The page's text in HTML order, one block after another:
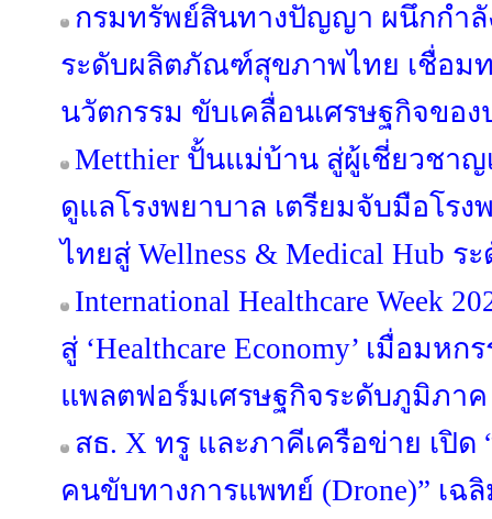
กรมทรัพย์สินทางปัญญา ผนึกกำลั
ระดับผลิตภัณฑ์สุขภาพไทย เชื่อม
นวัตกรรม ขับเคลื่อนเศรษฐกิจของ
Metthier ปั้นแม่บ้าน สู่ผู้เชี่ยวชาญ
ดูแลโรงพยาบาล เตรียมจับมือโร
ไทยสู่ Wellness & Medical Hub ร
International Healthcare Week
สู่ ‘Healthcare Economy’ เมื่อมห
แพลตฟอร์มเศรษฐกิจระดับภูมิภาค
สธ. X ทรู และภาคีเครือข่าย เปิ
คนขับทางการแพทย์ (Drone)” เฉ